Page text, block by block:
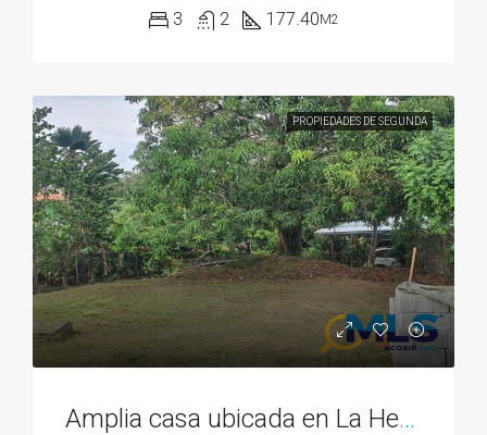
3 2 177.40M2
PROPIEDADES DE SEGUNDA
Amplia casa ubicada en La Herradura 2